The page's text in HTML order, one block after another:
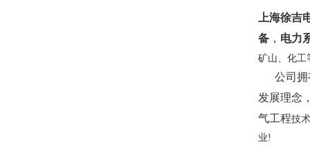
上海徐吉
备， 电力
矿山、化工
公司拥
发展理念
气工程技
业!